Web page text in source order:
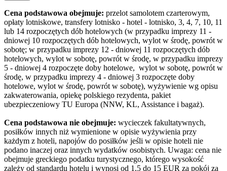
Cena podstawowa obejmuje: przelot samolotem czarterowym,
opłaty lotniskowe, transfery lotnisko - hotel - lotnisko, 3, 4, 7, 10, 11
lub 14 rozpoczętych dób hotelowych (w przypadku imprezy 11 -
dniowej 10 rozpoczętych dób hotelowych, wylot w środę, powrót w
sobotę; w przypadku imprezy 12 - dniowej 11 rozpoczętych dób
hotelowych, wylot w sobotę, powrót w środę, w przypadku imprezy
5 - dniowej 4 rozpoczęte doby hotelowe, wylot w sobotę, powrót w
środę, w przypadku imprezy 4 - dniowej 3 rozpoczęte doby
hotelowe, wylot w środę, powrót w sobotę), wyżywienie wg opisu
zakwaterowania, opiekę polskiego rezydenta, pakiet
ubezpieczeniowy TU Europa (NNW, KL, Assistance i bagaż).
Cena podstawowa nie obejmuje: wycieczek fakultatywnych,
posiłków innych niż wymienione w opisie wyżywienia przy
każdym z hoteli, napojów do posiłków jeśli w opisie hoteli nie
podano inaczej oraz innych wydatków osobistych. Uwaga: cena nie
obejmuje greckiego podatku turystycznego, którego wysokość
zależy od standardu hotelu i wynosi od 1,5 do 15 EUR za pokój za